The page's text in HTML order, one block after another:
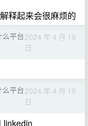
释起来会很麻烦的
平台2024 年 4 月 19
日
平台2024 年 4 月 19
日
linkedin